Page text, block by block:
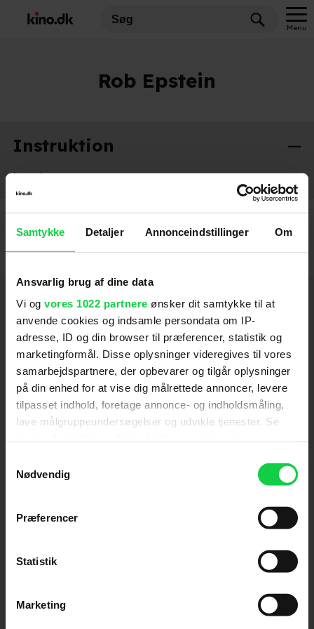
Samtykke Detaljer Annonceindstillinger Om
Ansvarlig brug af dine data
Vi og vores 1022 partnere ønsker dit samtykke til at
anvende cookies og indsamle persondata om IP-
adresse, ID og din browser til præferencer, statistik og
marketingformål. Disse oplysninger videregives til vores
samarbejdspartnere, der opbevarer og tilgår oplysninger
på din enhed for at vise dig målrettede annoncer, levere
tilpasset indhold, foretage annonce- og indholdsmåling,
lave målgruppeundersøgelser og udvikle tjenester. Se
tilbage eller ændre indstillinger fra vores
"Cookiedeklaration", eller ved at trykke på "Privacy
Indsamle præcise oplysninger om din placering,
Identificere din enhed baseret på en scanning af
dens unikke karakteristika (fingerprinting)
Nødvendig
Præferencer
Statistik
Marketing
Menu
Rob Epstein
Instruktion
Lovelace 2013
Hold dig opdateret
Send
Ved tilmelding accepterer jeg samtidig
Kino.dks Markedsføringssamtykke